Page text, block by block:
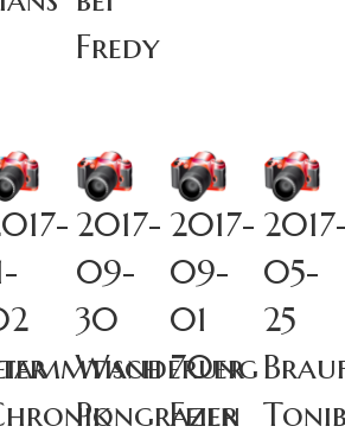
Fredy
2017-
09-
30
Wanderung
Pongrazen
2017-
09-
01
70er
Feier
05-
25